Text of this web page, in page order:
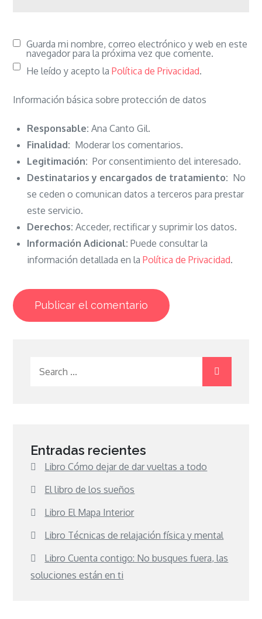
Guarda mi nombre, correo electrónico y web en este
navegador para la próxima vez que comente.
He leído y acepto laPolítica de Privacidad.
Información básica sobre protección de datos
Responsable: Ana Canto Gil.
Finalidad: Moderar los comentarios.
Legitimación: Por consentimiento del interesado.
Destinatarios y encargados de tratamiento: No
se ceden o comunican datos a terceros para prestar
este servicio.
Derechos: Acceder, rectificar y suprimir los datos.
Información Adicional: Puede consultar la
información detallada en laPolítica de Privacidad.
Entradas recientes
Libro Cómo dejar de dar vueltas a todo
El libro de los sueños
Libro El Mapa Interior
Libro Técnicas de relajación física y mental
Libro Cuenta contigo: No busques fuera, las
soluciones están en ti